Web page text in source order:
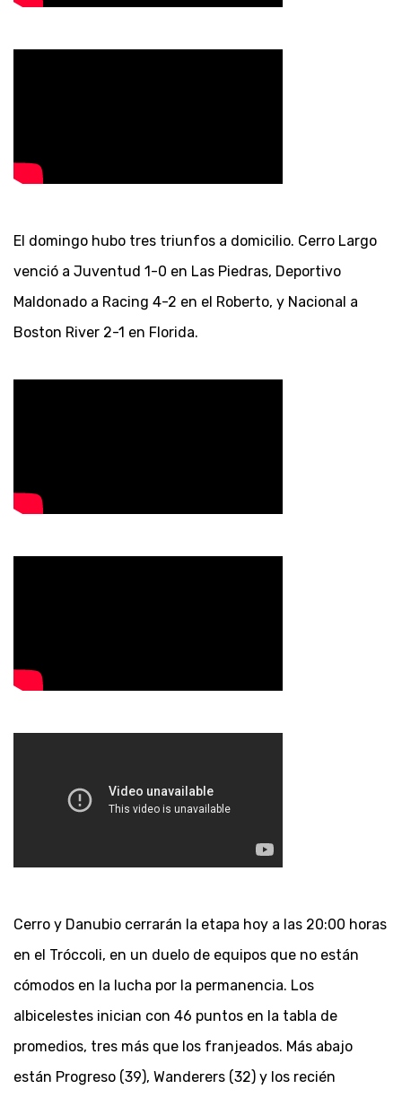
El domingo hubo tres triunfos a domicilio. Cerro Largo
venció a Juventud 1-0 en Las Piedras, Deportivo
Maldonado a Racing 4-2 en el Roberto, y Nacional a
Boston River 2-1 en Florida.
Cerro y Danubio cerrarán la etapa hoy a las 20:00 horas
en el Tróccoli, en un duelo de equipos que no están
cómodos en la lucha por la permanencia. Los
albicelestes inician con 46 puntos en la tabla de
promedios, tres más que los franjeados. Más abajo
están Progreso (39), Wanderers (32) y los recién